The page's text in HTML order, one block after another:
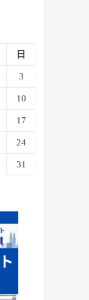
日
3
10
17
24
31